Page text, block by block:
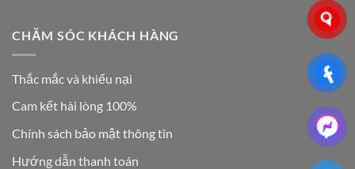
CHĂM SÓC KHÁCH HÀNG
Thắc mắc và khiếu nại
Cam kết hài lòng 100%
Chính sách bảo mật thông tin
Hướng dẫn thanh toán